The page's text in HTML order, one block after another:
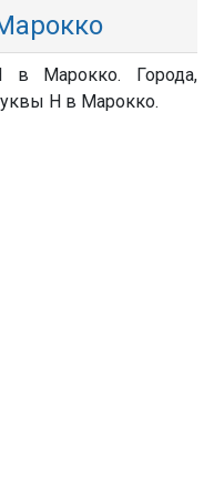
в Марокко. Города,
Н в Марокко.